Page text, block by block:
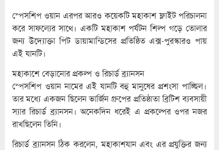
স্পেসশিপ ওয়ান এরপর আরও কয়েকটি মহাকাশ ফ্লাইট পরিচালনা
করে সাফল্যের সাথে। একটি মহাকাশ পর্যটন শিল্প গড়ে তোলার
জন্য উদ্যোক্তা পিট ডায়ামান্ডিসের প্রতিষ্ঠিত এক্স-পুরস্কারও পায়
এই যানটি।
মহাকাশে বেড়ানোর প্রকল্প ও রিচার্ড ব্র্যানসন
স্পেসশিপ ওয়ান নামের এই যানটি বহু মানুষের প্রশংসা পাচ্ছিল।
তার মধ্যে একজন ছিলেন ভার্জিন গ্রুপের প্রতিষ্ঠাতা ব্রিটিশ ব্যবসায়ী
স্যার রিচার্ড ব্র্যানসন। অনেকদিন ধরেই এ প্রকল্পের ওপর নজর
রাখছিলেন তিনি।
রিচার্ড ব্র্যানসন ঠিক করলেন, মহাকাশযান এবং এর প্রযুক্তির জন্য